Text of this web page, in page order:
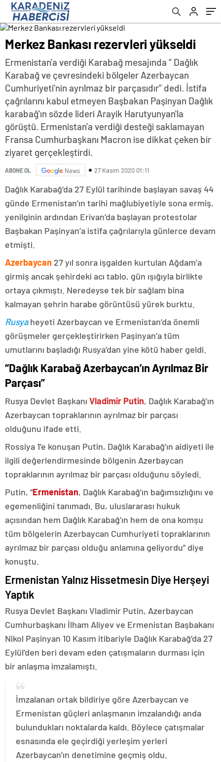
Merkez Bankası rezervleri yükseldi
Ermenistan'a verdiği Karabağ mesajında “ Dağlık
Karabağ ve çevresindeki bölgeler Azerbaycan
Cumhuriyeti'nin ayrılmaz bir parçasıdır” dedi. İstifa
çağrılarını kabul etmeyen Başbakan Paşinyan Dağlık
karabağ'ın sözde lideri Arayik Harutyunyan'la
görüştü. Ermenistan'a verdiği desteği saklamayan
Fransa Cumhurbaşkanı Macron ise dikkat çeken bir
ziyaret gerçekleştirdi.
ABONE OL News 27 Kasım 2020 01:11
Dağlık Karabağ’da 27 Eylül tarihinde başlayan savaş 44
günde Ermenistan’ın tarihi mağlubiyetiyle sona ermiş,
yenilginin ardından Erivan’da başlayan protestolar
Başbakan Paşinyan’a istifa çağrılarıyla günlerce devam
etmişti.
Azerbaycan 27 yıl sonra işgalden kurtulan Ağdam’a
girmiş ancak şehirdeki acı tablo, gün ışığıyla birlikte
ortaya çıkmıştı. Neredeyse tek bir sağlam bina
kalmayan şehrin harabe görüntüsü yürek burktu.
Rusyaheyeti Azerbaycan ve Ermenistan’da önemli
görüşmeler gerçekleştirirken Paşinyan’a tüm
umutlarını başladığı Rusya’dan yine kötü haber geldi.
“Dağlık Karabağ Azerbaycan’ın Ayrılmaz Bir
Parçası”
Rusya Devlet Başkanı Vladimir Putin, Dağlık Karabağ’ın
Azerbaycan topraklarının ayrılmaz bir parçası
olduğunu ifade etti.
Rossiya 1’e konuşan Putin, Dağlık Karabağ’ın aidiyeti ile
ilgili değerlendirmesinde bölgenin Azerbaycan
topraklarının ayrılmaz bir parçası olduğunu söyledi.
Putin, “Ermenistan, Dağlık Karabağ’ın bağımsızlığını ve
egemenliğini tanımadı. Bu, uluslararası hukuk
açısından hem Dağlık Karabağ’ın hem de ona komşu
tüm bölgelerin Azerbaycan Cumhuriyeti topraklarının
ayrılmaz bir parçası olduğu anlamına geliyordu” diye
konuştu.
Ermenistan Yalnız Hissetmesin Diye Herşeyi
Yaptık
Rusya Devlet Başkanı Vladimir Putin, Azerbaycan
Cumhurbaşkanı İlham Aliyev ve Ermenistan Başbakanı
Nikol Paşinyan 10 Kasım itibariyle Dağlık Karabağ’da 27
Eylül’den beri devam eden çatışmaların durması için
bir anlaşma imzalamıştı.
İmzalanan ortak bildiriye göre Azerbaycan ve
Ermenistan güçleri anlaşmanın imzalandığı anda
bulundukları noktalarda kaldı. Böylece çatışmalar
esnasında ele geçirdiği yerleşim yerleri
Azerbaycan’ın denetimine geçmiş oldu.